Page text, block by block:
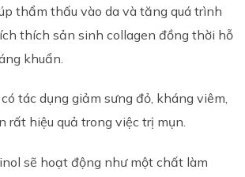
thẩm thấu vào da và tăng quá trình
thích sản sinh collagen đồng thời hỗ
khuẩn.
tác dụng giảm sưng đỏ, kháng viêm,
rất hiệu quả trong việc trị mụn.
sẽ hoạt động như một chất làm